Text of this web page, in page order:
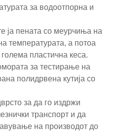
за водоотпорна и
ја пената со меурчиња на
температурата, а потоа
пластична кеса.
за тестирање на
полидрвена кутија со
за да го издржи
транспорт и да
на производот до